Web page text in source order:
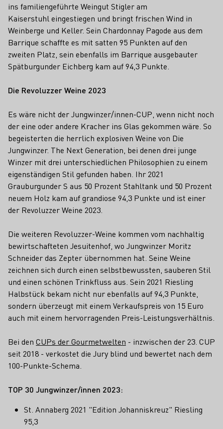
ins familiengeführte Weingut Stigler am
Kaiserstuhl eingestiegen und bringt frischen Wind in
Weinberge und Keller. Sein Chardonnay Pagode aus dem
Barrique schaffte es mit satten 95 Punkten auf den
zweiten Platz, sein ebenfalls im Barrique ausgebauter
Spätburgunder Eichberg kam auf 94,3 Punkte.
Die Revoluzzer Weine 2023
Es wäre nicht der Jungwinzer/innen-CUP, wenn nicht noch
der eine oder andere Kracher ins Glas gekommen wäre. So
begeisterten die herrlich explosiven Weine von Die
Jungwinzer. The Next Generation, bei denen drei junge
Winzer mit drei unterschiedlichen Philosophien zu einem
eigenständigen Stil gefunden haben. Ihr 2021
Grauburgunder S aus 50 Prozent Stahltank und 50 Prozent
neuem Holz kam auf grandiose 94,3 Punkte und ist einer
der Revoluzzer Weine 2023.
Die weiteren Revoluzzer-Weine kommen vom nachhaltig
bewirtschafteten Jesuitenhof, wo Jungwinzer Moritz
Schneider das Zepter übernommen hat. Seine Weine
zeichnen sich durch einen selbstbewussten, sauberen Stil
und einen schönen Trinkfluss aus. Sein 2021 Riesling
Halbstück bekam nicht nur ebenfalls auf 94,3 Punkte,
sondern überzeugt mit einem Verkaufspreis von 15 Euro
auch mit einem hervorragenden Preis-Leistungsverhältnis.
Bei den CUPs der Gourmetwelten - inzwischen der 23. CUP
seit 2018 - verkostet die Jury blind und bewertet nach dem
100-Punkte-Schema.
TOP 30 Jungwinzer/innen 2023:
St. Annaberg 2021 "Edition Johanniskreuz" Riesling
95,3